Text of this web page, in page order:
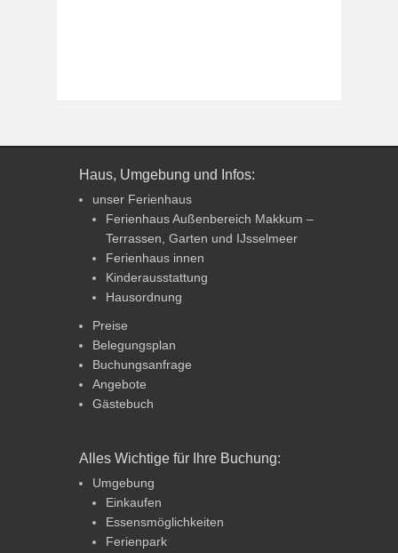
Haus, Umgebung und Infos:
unser Ferienhaus
Ferienhaus Außenbereich Makkum –
Terrassen, Garten und IJsselmeer
Ferienhaus innen
Kinderausstattung
Hausordnung
Preise
Belegungsplan
Buchungsanfrage
Angebote
Gästebuch
Alles Wichtige für Ihre Buchung:
Umgebung
Einkaufen
Essensmöglichkeiten
Ferienpark